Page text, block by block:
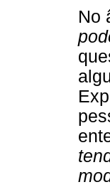
No